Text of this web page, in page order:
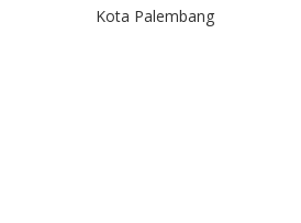
Kota Palembang